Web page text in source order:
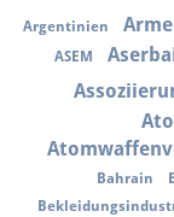
Presse
Argentinien
ASEM
Bahrain